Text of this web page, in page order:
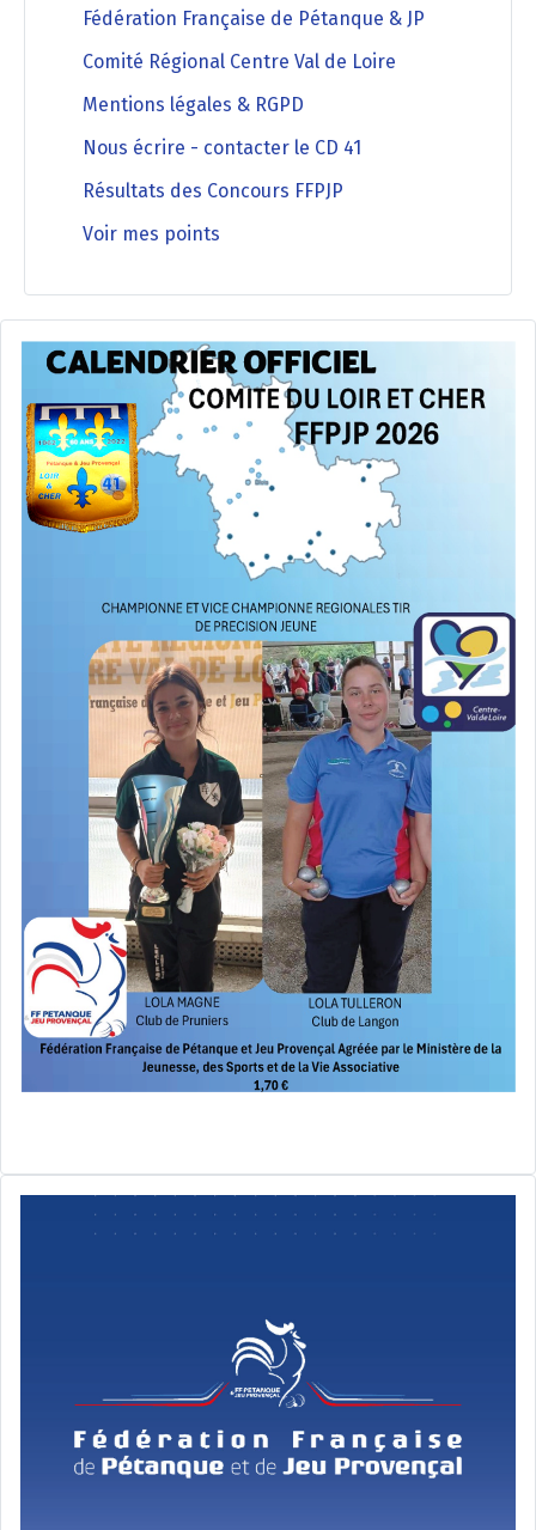
Fédération Française de Pétanque & JP
Comité Régional Centre Val de Loire
Mentions légales & RGPD
Nous écrire - contacter le CD 41
Résultats des Concours FFPJP
Voir mes points